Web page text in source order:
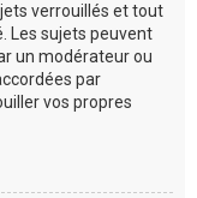
verrouillés et tout
Les sujets peuvent
un modérateur ou
par
vos propres